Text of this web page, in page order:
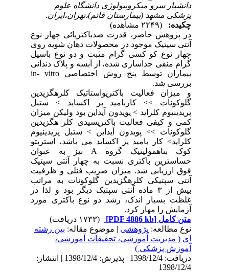
دانشیار سرو میکروبیولوژی دانشگاه علوم
پزشکی مشهد (بیمارستان قائم)،تهران،ایران.
چکیده:
در پژوهش حاضر، قدرت ضدباکتریائی چهار نوع
آنتی سپتیک موجود در محصولات دهان شویه روی
چهار نوع کو کسی گرام مثبت و دو نوع باسیل
گرام منفی جداسازی شده، از آبسه و پلاک دندانی
بیماران توسط پنج روش اختصاصیin- vitro
بررسی شد.
و میزان فعالیت باکتریواستاتیک کلرهگزیدین
گلوکونات >> کاربامید پر اکساید > ستبل
پریدینیوم کلراید > پویدون آیداین بود ولیکن میزان
کمی و کیفی فعالیت باکتریسیدی کلر هگزیدین
گلوکونات >> پویدون آیداین > ستبل پریدینیوم
کلراید> کار بامید پر اکساید می باشد، استرپتو
کوک بتاهمولیتیک گروه
نیز به عنوان
حساسترین باکتری نسبت به چهار آنتی سپتیک
فوق ارزیابی شد. میزان ضریب فنلی و ظرفیت
آنتی سپتیکی کلرهگزیدین گلوکونات به مراتب
بیش از ۳ ماده آنتی سپتیک دیگر بود و لذا در
غلظت بسیار اندک، رشد دو نوع باکتری مورد
آزمایش را مهار کرد.
متن کامل[PDF 4886 kb]
نوع مطالعه:پژوهشی| موضوع مقاله:بین رشته
ای ( مدیریت آموزشی، تحقیقات آموزشی،
آموزش پزشکی )
دریافت: 1398/12/4 | پذیرش: 1398/12/4 | انتشار:
1398/12/4